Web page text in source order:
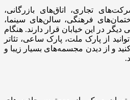
تجاری، اتاق‌های بازرگانی،
فرهنگی، سالن‌های سینما،
در این خیابان قرار دارند. هنگام
از پارک ملت، پارک ساعی، تئاتر
و از دیدن مجسمه‌های بسیار زیبا و